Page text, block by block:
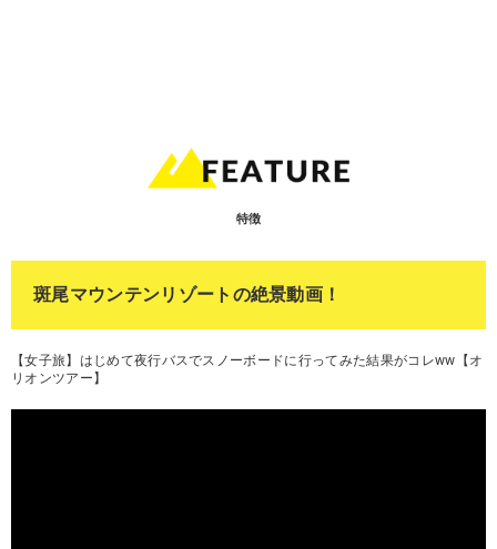
特徴
斑尾マウンテンリゾートの絶景動画！
【女子旅】はじめて夜行バスでスノーボードに行ってみた結果がコレww【オ
リオンツアー】